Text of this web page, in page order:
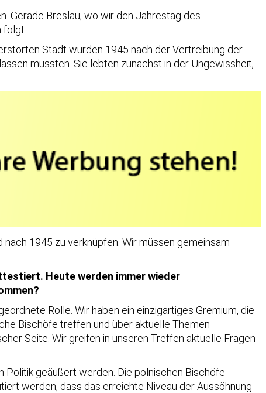
Gerade Breslau, wo wir den Jahrestag des
Stadt wurden 1945 nach der Vertreibung der
mussten. Sie lebten zunächst in der Ungewissheit,
1945 zu verknüpfen. Wir müssen gemeinsam
Heute werden immer wieder
Rolle. Wir haben ein einzigartiges Gremium, die
Bischöfe treffen und über aktuelle Themen
Seite. Wir greifen in unseren Treffen aktuelle Fragen
Politik geäußert werden. Die polnischen Bischöfe
werden, dass das erreichte Niveau der Aussöhnung